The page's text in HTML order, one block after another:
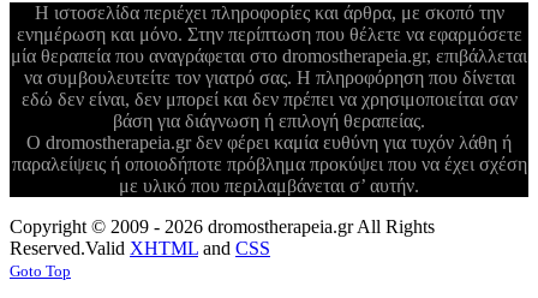
Η ιστοσελίδα περιέχει πληροφορίες και άρθρα, με σκοπό την
ενημέρωση και μόνο. Στην περίπτωση που θέλετε να εφαρμόσετε
μία θεραπεία που αναγράφεται στο dromostherapeia.gr, επιβάλλεται
να συμβουλευτείτε τον γιατρό σας. Η πληροφόρηση που δίνεται
εδώ δεν είναι, δεν μπορεί και δεν πρέπει να χρησιμοποιείται σαν
βάση για διάγνωση ή επιλογή θεραπείας.
Ο dromostherapeia.gr δεν φέρει καμία ευθύνη για τυχόν λάθη ή
παραλείψεις ή οποιοδήποτε πρόβλημα προκύψει που να έχει σχέση
με υλικό που περιλαμβάνεται σ’ αυτήν.
Copyright © 2009 - 2026 dromostherapeia.gr All Rights
Reserved.Valid XHTML and CSS
Goto Top